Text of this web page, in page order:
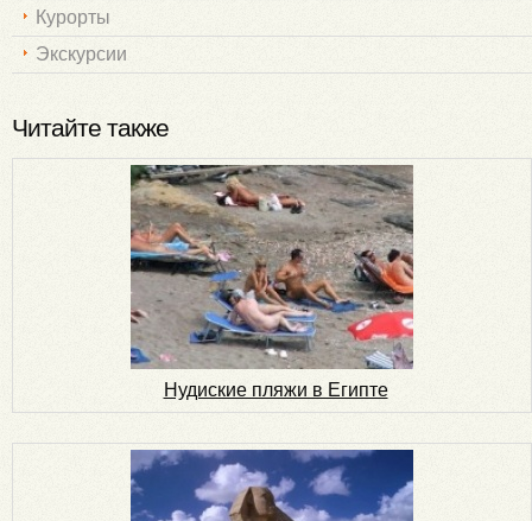
Курорты
Экскурсии
Читайте также
Нудиские пляжи в Египте